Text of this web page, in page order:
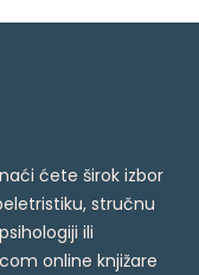
ćete širok izbor
stručnu
ili
online knjižare